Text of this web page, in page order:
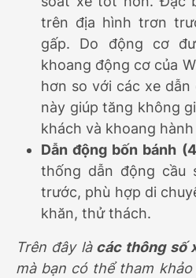
trên địa hình trơn
gấp. Do động cơ
khoang động cơ của
hơn so với các xe
này giúp tăng không
khách và khoang hành
Dẫn động bốn bánh
thống dẫn động cầu
trước, phù hợp di
khăn, thử thách.
Trên đây làcác thông số
mà bạn có thể tham khảo